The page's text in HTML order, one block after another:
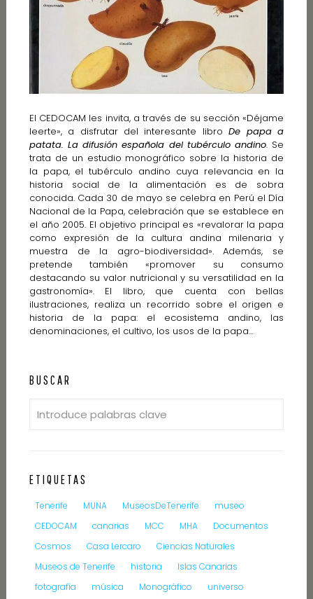
El CEDOCAM les invita, a través de su sección «Déjame
leerte», a disfrutar del interesante libro De papa a
patata. La difusión española del tubérculo andino. Se
trata de un estudio monográfico sobre la historia de
la papa, el tubérculo andino cuya relevancia en la
historia social de la alimentación es de sobra
conocida. Cada 30 de mayo se celebra en Perú el Día
Nacional de la Papa, celebración que se establece en
el año 2005. El objetivo principal es «revalorar la papa
como expresión de la cultura andina milenaria y
muestra de la agro-biodiversidad». Además, se
pretende también «promover su consumo
destacando su valor nutricional y su versatilidad en la
gastronomía». El libro, que cuenta con bellas
ilustraciones, realiza un recorrido sobre el origen e
historia de la papa: el ecosistema andino, las
denominaciones, el cultivo, los usos de la papa…
BUSCAR
ETIQUETAS
Tenerife MUNA MuseosDeTenerife
museo
CEDOCAM
canarias MCC MHA
Documentos
Cosmos
Casa Lercaro
Ciencias Naturales
Museos de Tenerife
historia
Islas Canarias
fotografía
música Monográfico
universo